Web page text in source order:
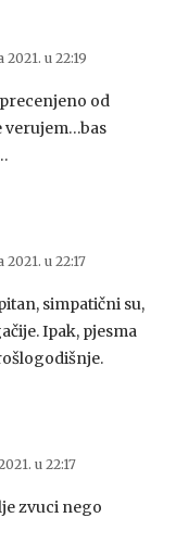
2021. u 22:19
od
verujem…bas
2021. u 22:17
simpatični su,
Ipak, pjesma
u 22:17
zvuci nego